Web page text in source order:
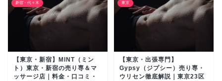
新宿・代々木
【東京・新宿】MINT（ミン
ト）東京・新宿の売り専＆マ
ッサージ店｜料金・口コミ・
東京
【東京・出張専門】
Gypsy（ジプシー）売り専・
ウリセン徹底解説｜東京23区